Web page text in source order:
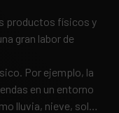
productos físicos y
gran labor de
Por ejemplo, la
en un entorno
lluvia, nieve, sol…